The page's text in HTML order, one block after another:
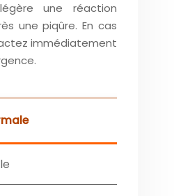
une réaction
une piqûre. En cas
immédiatement